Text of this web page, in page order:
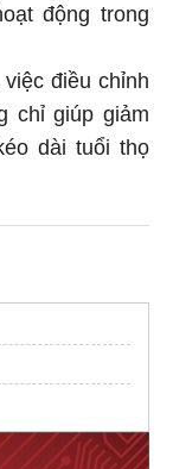
động trong
điều chỉnh
chỉ giúp giảm
dài tuổi thọ